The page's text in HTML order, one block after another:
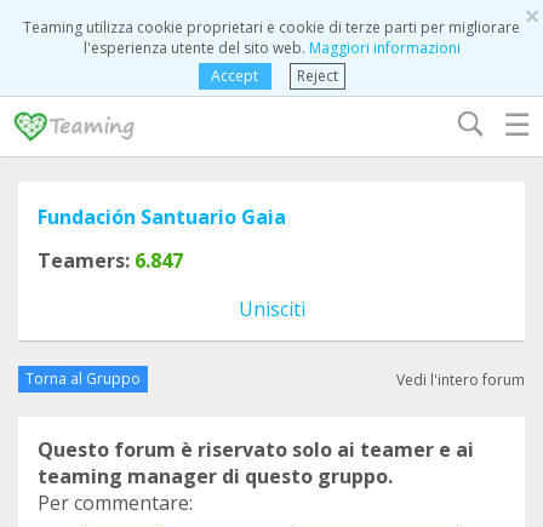
×
Teaming utilizza cookie proprietari e cookie di terze parti per migliorare
l'esperienza utente del sito web. Maggiori informazioni
Accept
Reject
☰
Fundación Santuario Gaia
Teamers: 6.847
Unisciti
Torna al Gruppo Vedi l'intero forum
Questo forum è riservato solo ai teamer e ai
teaming manager di questo gruppo.
Per commentare: